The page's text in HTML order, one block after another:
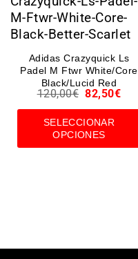
Adidas Crazyquick Ls
Padel M Ftwr White/Core
Black/Lucid Red
120,00€ 82,50€
SELECCIONAR
OPCIONES